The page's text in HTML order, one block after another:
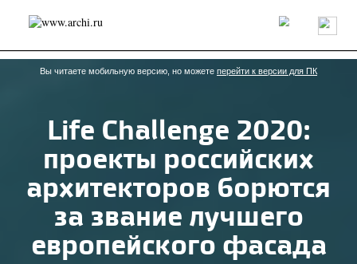
Россия Мир Технологии Интерьер Пресса
Архитекторы
Проекты
Конкурсы События Книги Вакансии
send.project Анонсы конкурсов
Блог
Исследование
Обзор
Объект
Результаты конкурса
Репортаж
Рецензия Архитектура
Выставка
Дизайн
Иностранцы в России
Интерьер
Наследие Образование
Урбанистика
Эко
Вы читаете мобильную версию, но можете перейти к версии для ПК
Life Challenge 2020:
проекты российских
архитекторов борются
за звание лучшего
европейского фасада